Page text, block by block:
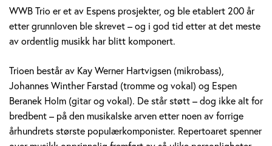
WWB Trio er et av Espens prosjekter, og ble etablert 200 år
etter grunnloven ble skrevet – og i god tid etter at det meste
av ordentlig musikk har blitt komponert.
Trioen består av Kay Werner Hartvigsen (mikrobass),
Johannes Winther Farstad (tromme og vokal) og Espen
Beranek Holm (gitar og vokal). De står støtt – dog ikke alt for
bredbent – på den musikalske arven etter noen av forrige
århundrets største populærkomponister. Repertoaret spenner